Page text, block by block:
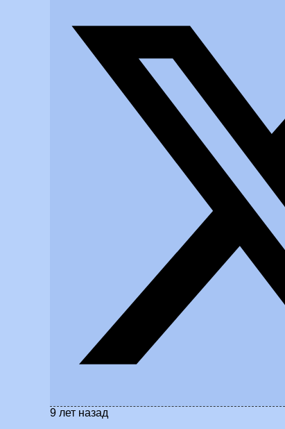
9 лет назад